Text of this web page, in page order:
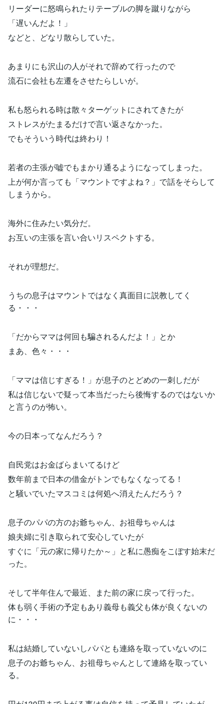
リーダーに怒鳴られたりテーブルの脚を蹴りながら
「遅いんだよ！」
などと、どなリ散らしていた。
あまりにも沢山の人がそれで辞めて行ったので
流石に会社も左遷をさせたらしいが。
私も怒られる時は散々ターゲットにされてきたが
ストレスがたまるだけで言い返さなかった。
でもそういう時代は終わり！
若者の主張が嘘でもまかり通るようになってしまった。
上が何か言っても「マウントですよね？」で話をそらして
しまうから。
海外に住みたい気分だ。
お互いの主張を言い合いリスペクトする。
それが理想だ。
うちの息子はマウントではなく真面目に説教してく
る・・・
「だからママは何回も騙されるんだよ！」とか
まあ、色々・・・
「ママは信じすぎる！」が息子のとどめの一刺しだが
私は信じないで疑って本当だったら後悔するのではないか
と言うのが怖い。
今の日本ってなんだろう？
自民党はお金ばらまいてるけど
数年前まで日本の借金がトンでもなくなってる！
と騒いでいたマスコミは何処へ消えたんだろう？
息子のパパの方のお爺ちゃん、お祖母ちゃんは
娘夫婦に引き取られて安心していたが
すぐに「元の家に帰りたか～」と私に愚痴をこぼす始末だ
った。
そして半年住んで最近、また前の家に戻って行った。
体も弱く手術の予定もあり義母も義父も体が良くないの
に・・・
私は結婚していないしパパとも連絡を取っていないのに
息子のお爺ちゃん、お祖母ちゃんとして連絡を取ってい
る。